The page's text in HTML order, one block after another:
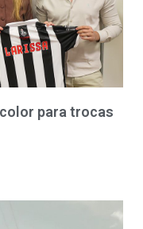
para trocas